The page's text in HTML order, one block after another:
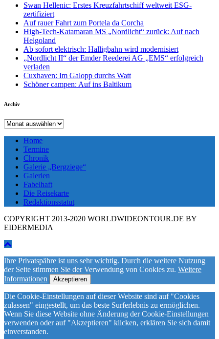
Swan Hellenic: Erstes Kreuzfahrtschiff weltweit ESG-
zertifiziert
Auf rauer Fahrt zum Portela da Corcha
High-Tech-Katamaran MS „Nordlicht“ zurück: Auf nach
Helgoland
Ab sofort elektrisch: Halligbahn wird modernisiert
„Nordlicht II“ der Emder Reederei AG „EMS“ erfolgreich
verladen
Cuxhaven: Im Galopp durchs Watt
Schöner campen: Auf ins Baltikum
Archiv
Archiv
Home
Termine
Chronik
Galerie „Bergziege“
Galerien
Fabelhaft
Die Reisekarte
Redaktionsstatut
COPYRIGHT 2013-2020 WORLDWIDEONTOUR.DE BY
EIDERMEDIA
Ihre Privatspähre ist uns sehr wichtig. Durch die weitere Nutzung
der Seite stimmen Sie der Verwendung von Cookies zu. Weitere
Informationen
Akzeptieren
Die Cookie-Einstellungen auf dieser Website sind auf "Cookies
zulassen" eingestellt, um das beste Surferlebnis zu ermöglichen.
Wenn Sie diese Website ohne Änderung der Cookie-Einstellungen
verwenden oder auf "Akzeptieren" klicken, erklären Sie sich damit
einverstanden.